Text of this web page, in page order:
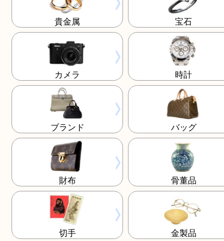
貴金属 宝石
カメラ 時計
ブランド バッグ
財布 骨董品